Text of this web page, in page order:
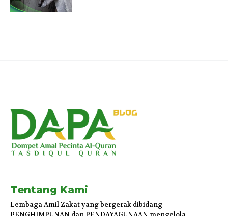
Tentang Kami
Lembaga Amil Zakat yang bergerak dibidang